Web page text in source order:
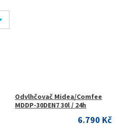
Odvlhčovač Midea/Comfee
MDDP-30DEN7 30l / 24h
6.790 Kč